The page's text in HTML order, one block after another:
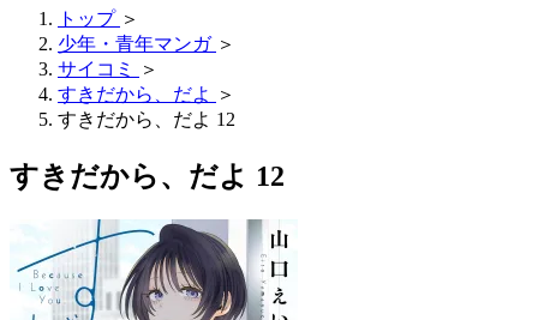
トップ ＞
少年・青年マンガ ＞
サイコミ
＞
すきだから、だよ
＞
すきだから、だよ 12
すきだから、だよ 12